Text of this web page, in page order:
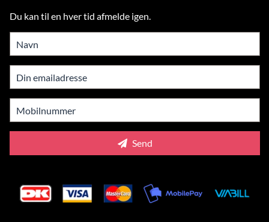
Du kan til en hver tid afmelde igen.
Send